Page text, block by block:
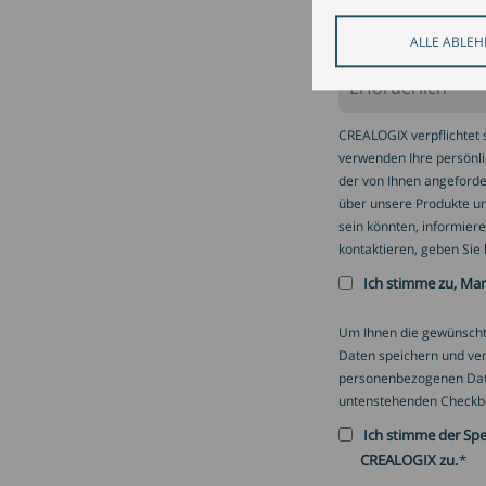
ALLE
CREALOGIX
verwenden Ihre
der von Ihnen
über unsere Produkte
sein könnten,
kontaktieren, geben
Ich stimme zu,
Um Ihnen die
Daten speichern und
personenbezogenen
untenstehenden
Ich stimme der
CREALOGIX zu.*